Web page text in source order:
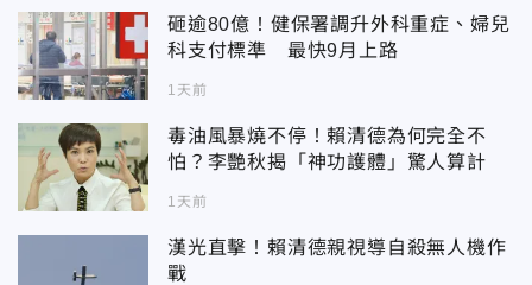
砸逾80億！健保署調升外科重症、婦兒
科支付標準 最快9月上路
1天前
毒油風暴燒不停！賴清德為何完全不
怕？李艷秋揭「神功護體」驚人算計
1天前
漢光直擊！賴清德親視導自殺無人機作
戰